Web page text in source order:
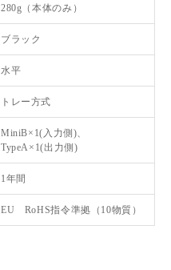
280g（本体のみ）
ブラック
水平
トレー方式
MiniB×1(入力側)、
TypeA×1(出力側)
1年間
EU RoHS指令準拠（10物質）